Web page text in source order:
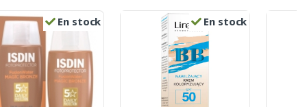
En stock En stock